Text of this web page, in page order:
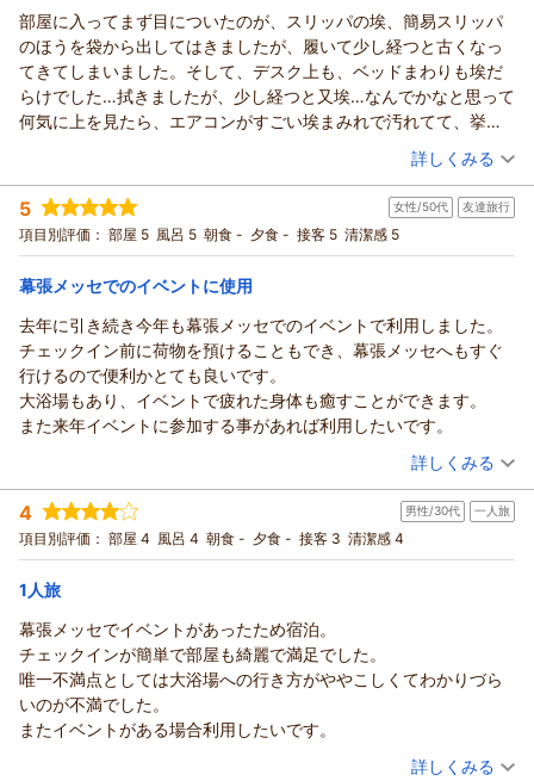
いつもアパホテル＆リゾート〈東京ベイ幕張〉をご利用いただ
き誠にありがとうございます。
数あるホテルの中から当館を選んでいただきまして誠にありが
とうございます。
ご滞在中、「大変良かった」とのお褒めの言葉を頂戴し、スタ
ッフ一同大変嬉しく存じます。
また、当館にございます3つの大浴殿につきましてもご満足い
ただけたご様子が伺え、何よりでございます。広々としたお風
呂で日頃の疲れをゆっくりと癒やしていただけたのであれば幸
いでございます。
また湯上がりのアイスやドリンクサービスにつきまして、貴重
なご意見をお寄せいただきありがとうございます。誠に恐縮な
今回いただいたご要望は今後のより良いホテルづくりのための
参考とさせていただきます。
これからもお客様にご満足いただける快適な空間とサービスを
ご提供できるよう、精進してまいります。
この度はお忙しい中、嬉しいご感想と貴重なご意見をご投稿い
ただきまして誠にありがとうございました。お客様のまたのご
来館を心よりお待ち申し上げております。
フロント 児嶋
（返信日：2026/08/07）
部屋に入ってまず目についたのが、スリッパの埃、簡易スリッパ
のほうを袋から出してはきましたが、履いて少し経つと古くなっ
てきてしまいました。そして、デスク上も、ベッドまわりも埃だ
らけでした…拭きましたが、少し経つと又埃…なんでかなと思って
何気に上を見たら、エアコンがすごい埃まみれで汚れてて、挙げ
ホテルのスタッフの方々は、笑顔で優しい接客で部屋からの景色
も良かったですが、清潔感からしたら、もう二度と泊まりたくな
いと思いました。
（投稿日：2026/08/04）
宿泊時期： 2026年07月宿泊 (一人旅)
投稿者： ともちさん
宿泊プラン： 朝食付き（ラ・ベランダ）房総の豊かな食材を使用した朝食ビ
ュッフェ
シングル 朝のみ
宿泊価格帯： 8,001～9,000円(大人一人あたり/税込)
アパホテル＆リゾート〈東京ベイ幕張〉からの返信
この度はアパホテル＆リゾート〈東京ベイ幕張〉をご利用いた
だき誠にありがとうございます。
スタッフの接客対応や客室からの景色につきまして、温かいお
言葉を頂戴し大変嬉しく存じます。
しかしながら、お部屋の清掃につきまして、スリッパやデス
ク、ベッド周りの埃、さらにはエアコンの汚れや虫の発生な
ど、多大なるご不快な思いとご迷惑をお掛けいたしましたこ
と、心より深くお詫び申し上げます。
お客様に快適にお過ごしいただける清潔な空間をご提供でき
ず、「もう二度と泊まりたくない」とのお言葉を頂戴してしま
みでございます。
今回ご指摘いただきました内容は、直ちに清掃責任者をはじめ
スタッフ全体で共有いたしました。客室の清掃手順や空調設備
の点検体制を今一度根本から見直し、今後このようなことが二
度と起こらぬよう再発防止に全力で取り組んでまいります。
この度はお忙しい中、私どもの至らない点について貴重なご意
詳しくみる
5 女性/50代 友達旅行
項目別評価： 部屋 5 風呂 5 朝食 - 夕食 - 接客 5 清潔感 5
幕張メッセでのイベントに使用
去年に引き続き今年も幕張メッセでのイベントで利用しました。
チェックイン前に荷物を預けることもでき、幕張メッセへもすぐ
行けるので便利かとても良いです。
大浴場もあり、イベントで疲れた身体も癒すことができます。
また来年イベントに参加する事があれば利用したいです。
（投稿日：2026/08/04）
宿泊時期： 2026年08月宿泊 (友達旅行)
投稿者： ともちんさん
宿泊プラン： 素泊まり ツイン 食事なし
宿泊価格帯： 3,001～4,000円(大人一人あたり/税込)
この度はアパホテル＆リゾート〈東京ベイ幕張〉にご宿泊いた
だきまして
誠にありがとうございます。
当館は、幕張メッセやゾゾマリンスタジアムに徒歩三分圏内で
ご利用いただけるため、
各イベントに参加するうえで大変好立地となっております。
詳しくみる
4 男性/30代 一人旅
項目別評価： 部屋 4 風呂 4 朝食 - 夕食 - 接客 3 清潔感 4
1人旅
幕張メッセでイベントがあったため宿泊。
チェックインが簡単で部屋も綺麗で満足でした。
唯一不満点としては大浴場への行き方がややこしくてわかりづら
いのが不満でした。
またイベントがある場合利用したいです。
（投稿日：2026/08/04）
詳しくみる